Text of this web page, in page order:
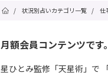
/ 状況別占いカテゴリ一覧 / 仕
月額会員コンテンツです。
星ひとみ監修「天星術」で